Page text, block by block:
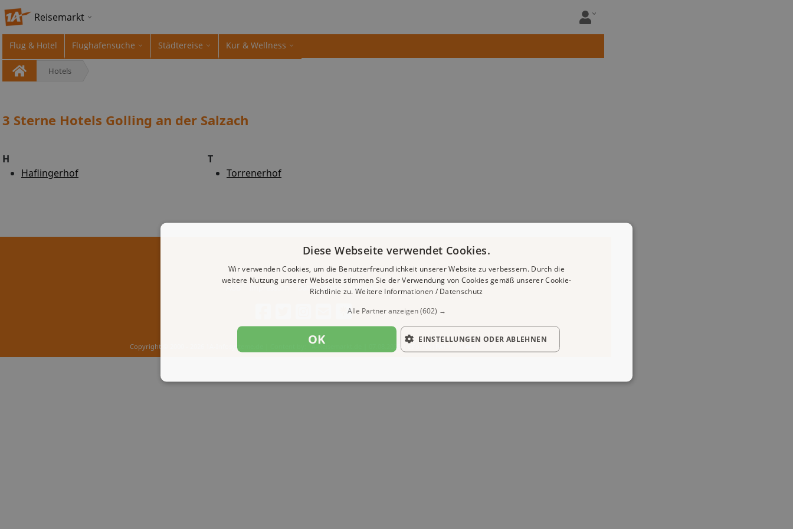
Reisemarkt
Flug & Hotel Flughafensuche Städtereise Kur & Wellness
Hotels
3 Sterne Hotels Golling an der Salzach
H
Haflingerhof
T
Torrenerhof
Impressum Datenschutz Cookies
Copyright © 2000 - 2026 1A-Infosysteme.de | Content by: 1A-Reisemarkt.de | 07.08.2026 | CFo: No|PATH ( 0.461)
Diese Webseite verwendet Cookies.
Wir verwenden Cookies, um die Benutzerfreundlichkeit unserer Website zu verbessern. Durch die
weitere Nutzung unserer Webseite stimmen Sie der Verwendung von Cookies gemäß unserer Cookie-
Richtlinie zu. Weitere Informationen / Datenschutz
Alle Partner anzeigen(602) →
OK EINSTELLUNGEN ODER ABLEHNEN